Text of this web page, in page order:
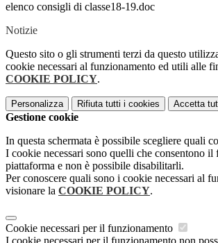
elenco consigli di classe18-19.doc
Notizie
Questo sito o gli strumenti terzi da questo
cookie necessari al funzionamento ed utili alle
COOKIE POLICY.
Personalizza Rifiuta tutti i cookies Accetta
Gestione cookie
In questa schermata è possibile scegliere quali
I cookie necessari sono quelli che consentono il
piattaforma e non è possibile disabilitarli.
Per conoscere quali sono i cookie necessari al
visionare la COOKIE POLICY.
Cookie necessari per il funzionamento